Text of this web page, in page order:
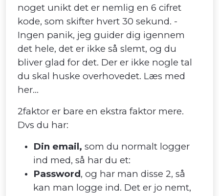
noget unikt det er nemlig en 6 cifret
kode, som skifter hvert 30 sekund. -
Ingen panik, jeg guider dig igennem
det hele, det er ikke så slemt, og du
bliver glad for det. Der er ikke nogle tal
du skal huske overhovedet. Læs med
her...
2faktor er bare en ekstra faktor mere.
Dvs du har:
Din email, som du normalt logger
ind med, så har du et:
Password, og har man disse 2, så
kan man logge ind. Det er jo nemt,